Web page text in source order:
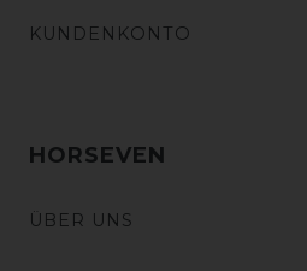
KUNDENKONTO
HORSEVEN
ÜBER UNS